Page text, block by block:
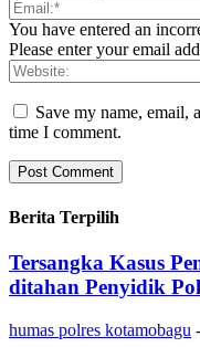
You have entered an
Please enter your email
Save my name, email,
time I comment.
Berita Terpilih
Tersangka Kasus
ditahan Penyidik
humas polres kotamobagu -